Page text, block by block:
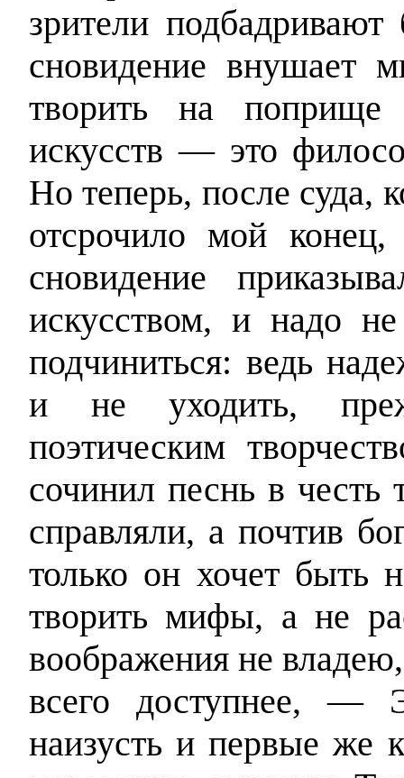
зрители
сновидение внушает
творить на
искусств — это
Но теперь, после суда,
отсрочило мой
сновидение
искусством, и надо
подчиниться: ведь
и не уходить,
поэтическим
сочинил песнь в честь
справляли, а почтив
только он хочет
творить мифы, а не
воображения не
всего доступнее, —
наизусть и первые же